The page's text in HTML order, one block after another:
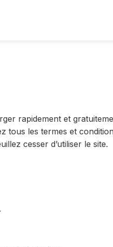
rapidement et
tous les termes et
cesser d’utiliser le site.